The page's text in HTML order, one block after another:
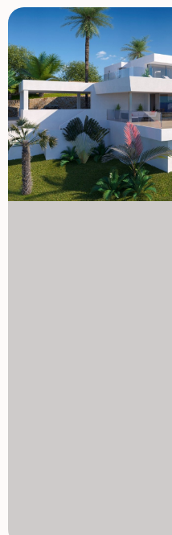
podziwianie
fantastyczna
przezroczystą
parterze, której
właściciela. W skład willi
ogrodzenie, ogród,
oświetleniem
klimatyzacja z
wyposażona w sprzęt:
niezależny wielofunkcyjny
płyta dotykowa,
bezpłatnej instalacji
usług, jakie oferuje